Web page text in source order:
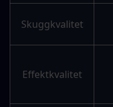
Skuggkvalitet
Effektkvalitet